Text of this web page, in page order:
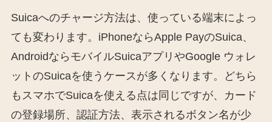
Suicaへのチャージ方法は、使っている端末によっ
ても変わります。iPhoneならApple PayのSuica、
AndroidならモバイルSuicaアプリやGoogle ウォレ
ットのSuicaを使うケースが多くなります。どちら
もスマホでSuicaを使える点は同じですが、カード
の登録場所、認証方法、表示されるボタン名が少